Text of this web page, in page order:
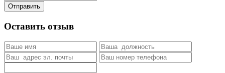
Отправить
Оставить отзыв